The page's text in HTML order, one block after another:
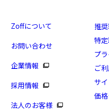
Zoffについて
お問い合わせ
企業情報
採用情報
法人のお客様
推
特
プ
ご
サ
価